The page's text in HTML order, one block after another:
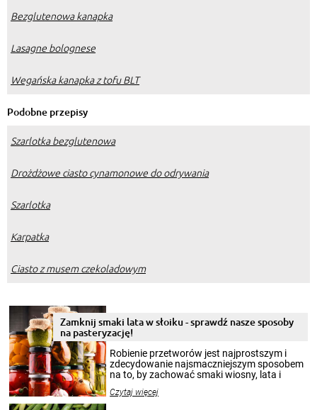
Bezglutenowa kanapka
Lasagne bolognese
Wegańska kanapka z tofu BLT
Podobne przepisy
Szarlotka bezglutenowa
Drożdżowe ciasto cynamonowe do odrywania
Szarlotka
Karpatka
Ciasto z musem czekoladowym
Zamknij smaki lata w słoiku - sprawdź nasze sposoby
na pasteryzację!
Robienie przetworów jest najprostszym i
zdecydowanie najsmaczniejszym sposobem
na to, by zachować smaki wiosny, lata i
krajobrazów, by cieszyć nimi oko w sezonie
Czytaj więcej